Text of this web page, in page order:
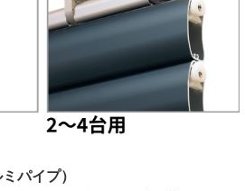
パイプ）